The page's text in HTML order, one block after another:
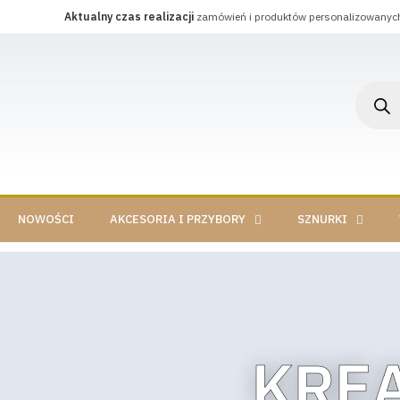
Aktualny czas realizacji zamówień i produktów
NOWOŚCI AKCESORIA I PRZYBORY SZNURKI